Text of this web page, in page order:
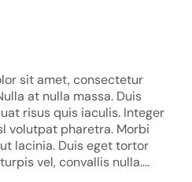
sit amet, consectetur
at nulla massa. Duis
risus quis iaculis. Integer
volutpat pharetra. Morbi
lacinia. Duis eget tortor
vel, convallis nulla.